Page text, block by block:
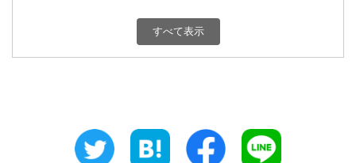
600円 富山県
600円 三重県
すべて表示